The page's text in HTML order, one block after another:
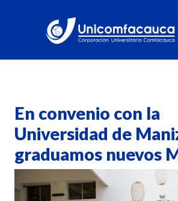
En convenio con la
Universidad de
graduamos nuevos